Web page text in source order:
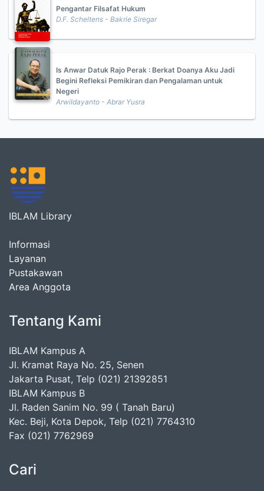
Pengantar Filsafat Hukum
D.F. Scheltens - Bakrie Siregar
Is Anwar Datuk Rajo Perak : Berkat Doanya Aku Jadi
Begini Refleksi Pemikiran dan Pengalaman untuk
Negeri
Arwildayanto - Abrar Yusra
IBLAM Library
Informasi
Layanan
Pustakawan
Area Anggota
Tentang Kami
IBLAM Kampus A
Jl. Kramat Raya No. 25, Senen
Jakarta Pusat, Telp (021) 21392851
IBLAM Kampus B
Jl. Raden Sanim No. 99 ( Tanah Baru)
Kec. Beji, Kota Depok, Telp (021) 7764310
Fax (021) 7762969
Cari